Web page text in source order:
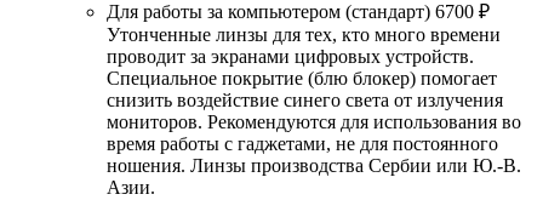
Для работы за компьютером (стандарт) 6700 ₽
Утонченные линзы для тех, кто много времени
проводит за экранами цифровых устройств.
Специальное покрытие (блю блокер) помогает
снизить воздействие синего света от излучения
мониторов. Рекомендуются для использования во
время работы с гаджетами, не для постоянного
ношения. Линзы производства Сербии или Ю.-В.
Азии.